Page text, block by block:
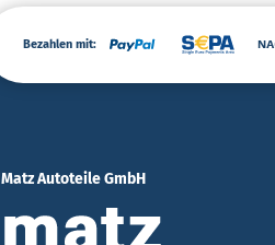
Bezahlen mit:
Matz Autoteile GmbH